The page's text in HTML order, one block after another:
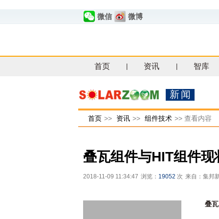
微信 微博
首页 资讯 智库
新闻
首页 >> 资讯 >> 组件技术 >> 查看内容
叠瓦组件与HIT组件现
2018-11-09 11:34:47 浏览： 19052 次 来自：集邦
叠